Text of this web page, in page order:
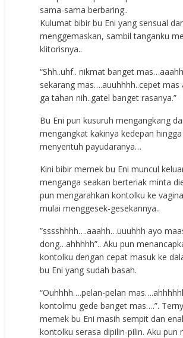
sama-sama berbaring..
Kulumat bibir bu Eni yang sensual
menggemaskan, sambil tanganku
klitorisnya..
“Shh..uhf.. nikmat banget
sekarang mas….auuhhhh..cepet mas
ga tahan nih..gatel banget rasanya.”
Bu Eni pun kusuruh mengangkang
mengangkat kakinya kedepan
menyentuh payudaranya…
Kini bibir memek bu Eni muncul
menganga seakan berteriak minta
pun mengarahkan kontolku ke
mulai menggesek-gesekannya..
”sssshhhh….aaahh…uuuhhh ayo
dong…ahhhhh”.. Aku pun
kontolku dengan cepat masuk ke
bu Eni yang sudah basah.
“Ouhhhh….pelan-pelan
kontolmu gede banget mas….”.
memek bu Eni masih sempit dan
kontolku serasa dipilin-pilin. Aku pun